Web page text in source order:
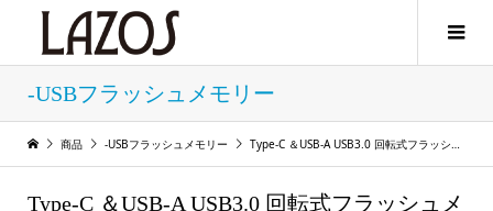
-USBフラッシュメモリー
商品 -USBフラッシュメモリー Type-C ＆USB-A USB3.0 回転式フラッシュメモリ 16GB
Type-C ＆USB-A USB3.0 回転式フラッシュメ